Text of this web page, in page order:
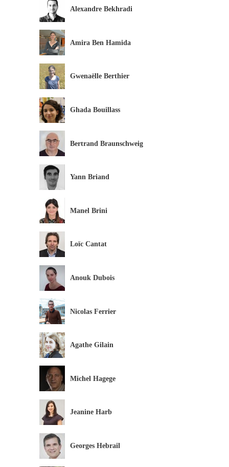
Alexandre Bekhradi
Amira Ben Hamida
Gwenaëlle Berthier
Ghada Bouillass
Bertrand Braunschweig
Yann Briand
Manel Brini
Loïc Cantat
Anouk Dubois
Nicolas Ferrier
Agathe Gilain
Michel Hagege
Jeanine Harb
Georges Hebrail